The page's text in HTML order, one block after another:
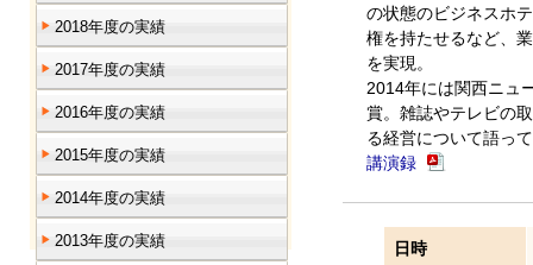
2018年度の実績
2017年度の実績
2016年度の実績
2015年度の実績
2014年度の実績
2013年度の実績
の状態のビジネスホ
権を持たせるなど、
を実現。
2014年には関西ニュ
賞。雑誌やテレビの
る経営について語っ
講演録
日時